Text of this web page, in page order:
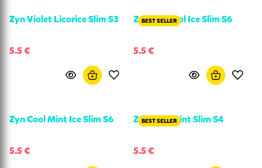
Zyn Violet Licorice Slim S3
5.5 €
BEST SELLER
Zyn Menthol Ice Slim S6
5.5 €
Zyn Cool Mint Ice Slim S6
5.5 €
BEST SELLER
Zyn Cool Mint Slim S4
5.5 €